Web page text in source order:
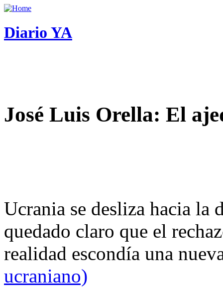
Diario YA
José Luis Orella: El
Ucrania se desliza hacia
quedado claro que el
realidad escondía una
ucraniano)